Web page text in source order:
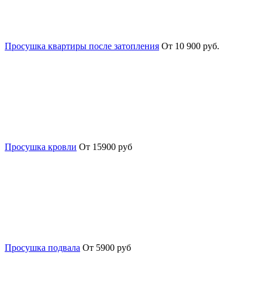
Просушка квартиры после затопления От 10 900 руб.
Просушка кровли От 15900 руб
Просушка подвала От 5900 руб